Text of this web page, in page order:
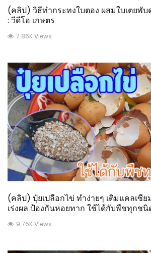
(คลิป) วิธีทำกระทงใบตอง ผสมใบเตยพั
: วีดีโอ เกษตร
7.86K Views
(คลิป) ปุ๋ยเปลือกไข่ ทำง่ายๆ เติมแคลเซี
เร่งผล ป้องกันหอยทาก ใช้ได้กับพืชทุกชนิ
9.76K Views